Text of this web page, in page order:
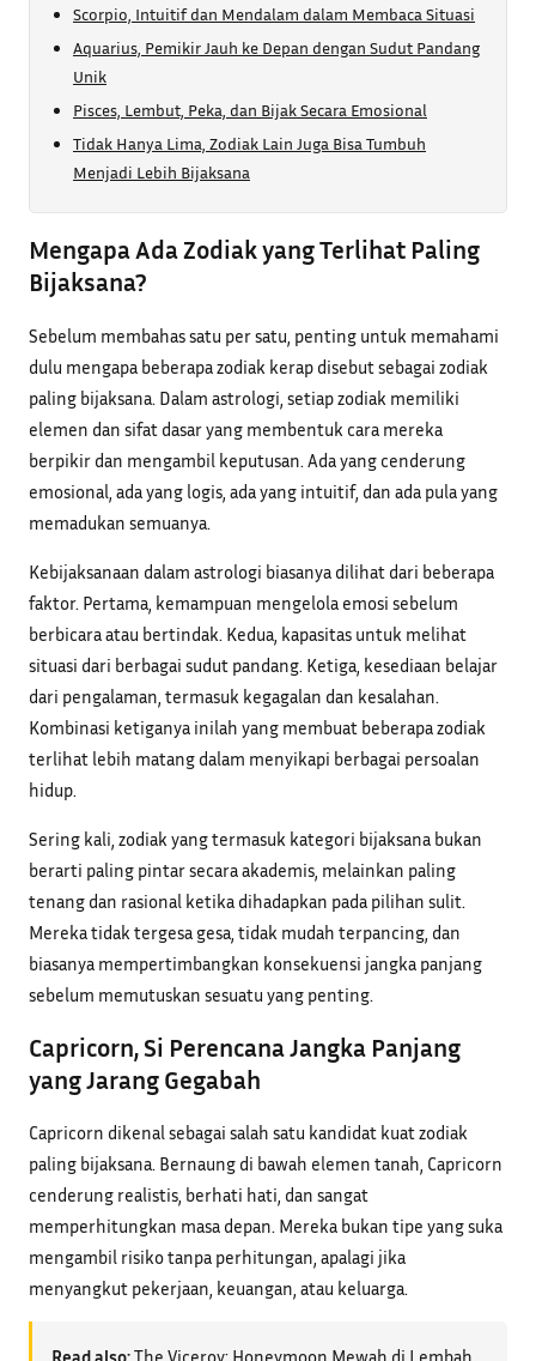
Scorpio, Intuitif dan Mendalam dalam Membaca Situasi
Aquarius, Pemikir Jauh ke Depan dengan Sudut Pandang
Unik
Pisces, Lembut, Peka, dan Bijak Secara Emosional
Tidak Hanya Lima, Zodiak Lain Juga Bisa Tumbuh
Menjadi Lebih Bijaksana
Mengapa Ada Zodiak yang Terlihat Paling
Bijaksana?
Sebelum membahas satu per satu, penting untuk memahami
dulu mengapa beberapa zodiak kerap disebut sebagai zodiak
paling bijaksana. Dalam astrologi, setiap zodiak memiliki
elemen dan sifat dasar yang membentuk cara mereka
berpikir dan mengambil keputusan. Ada yang cenderung
emosional, ada yang logis, ada yang intuitif, dan ada pula yang
memadukan semuanya.
Kebijaksanaan dalam astrologi biasanya dilihat dari beberapa
faktor. Pertama, kemampuan mengelola emosi sebelum
berbicara atau bertindak. Kedua, kapasitas untuk melihat
situasi dari berbagai sudut pandang. Ketiga, kesediaan belajar
dari pengalaman, termasuk kegagalan dan kesalahan.
Kombinasi ketiganya inilah yang membuat beberapa zodiak
terlihat lebih matang dalam menyikapi berbagai persoalan
hidup.
Sering kali, zodiak yang termasuk kategori bijaksana bukan
berarti paling pintar secara akademis, melainkan paling
tenang dan rasional ketika dihadapkan pada pilihan sulit.
Mereka tidak tergesa gesa, tidak mudah terpancing, dan
biasanya mempertimbangkan konsekuensi jangka panjang
sebelum memutuskan sesuatu yang penting.
Capricorn, Si Perencana Jangka Panjang
yang Jarang Gegabah
Capricorn dikenal sebagai salah satu kandidat kuat zodiak
paling bijaksana. Bernaung di bawah elemen tanah, Capricorn
cenderung realistis, berhati hati, dan sangat
memperhitungkan masa depan. Mereka bukan tipe yang suka
mengambil risiko tanpa perhitungan, apalagi jika
menyangkut pekerjaan, keuangan, atau keluarga.
Read also:The Viceroy: Honeymoon Mewah di Lembah